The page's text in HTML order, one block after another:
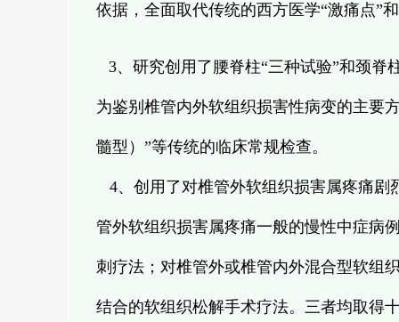
依据，全面取代传统的西方医学“激痛点”
3、研究创用了腰脊柱“三种试验”和颈脊
为鉴别椎管内外软组织损害性病变的主要
髓型）”等传统的临床常规检查。
4、创用了对椎管外软组织损害属疼痛剧
管外软组织损害属疼痛一般的慢性中症病
刺疗法；对椎管外或椎管内外混合型软组
结合的软组织松解手术疗法。三者均取得